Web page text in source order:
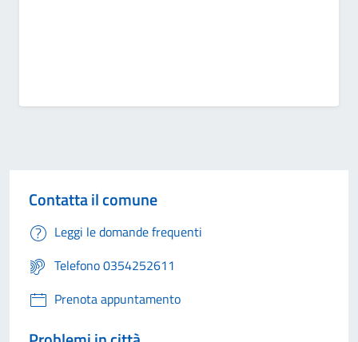
Contatta il comune
Leggi le domande frequenti
Telefono 0354252611
Prenota appuntamento